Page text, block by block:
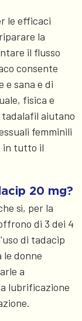
le efficaci
la
il flusso
consente
e sana e di
fisica e
aiutano
femminili
in tutto il
20 mg?
sì, per la
di 3 dei 4
di tadacip
le donne
a
lubrificazione